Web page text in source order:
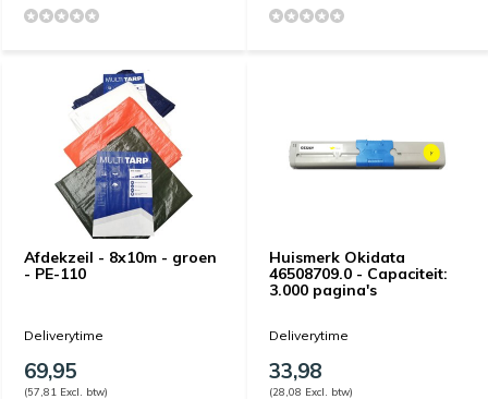
Afdekzeil - 8x10m - groen
- PE-110
Deliverytime
69,95
(57,81 Excl. btw)
Huismerk Okidata
46508709.0 - Capaciteit:
3.000 pagina's
Deliverytime
33,98
(28,08 Excl. btw)